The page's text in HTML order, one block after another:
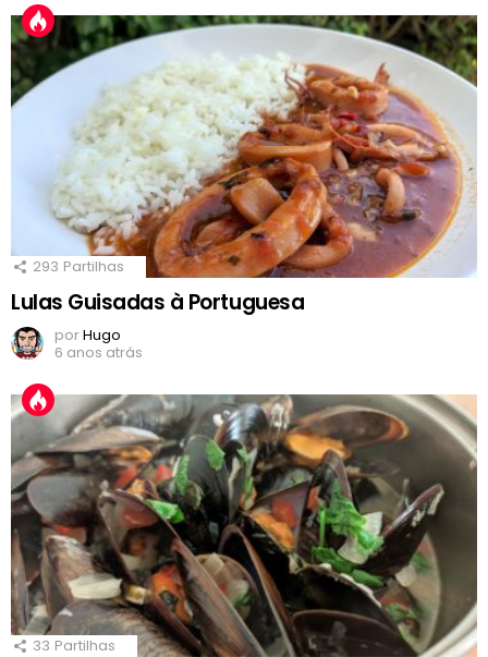
293 Partilhas
Lulas Guisadas à Portuguesa
porHugo
6 anos atrás
33 Partilhas